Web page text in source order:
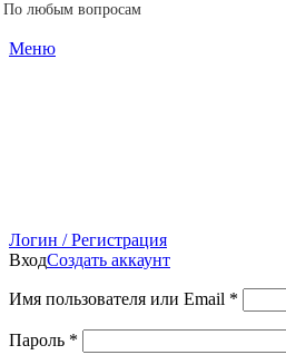
По любым вопросам
Меню
Логин / Регистрация
ВходСоздать аккаунт
Имя пользователя или Email *
Пароль *